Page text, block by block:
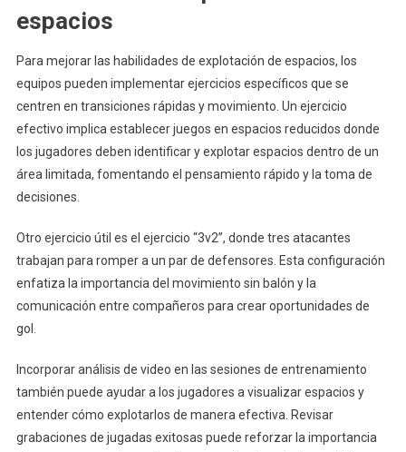
espacios
Para mejorar las habilidades de explotación de espacios, los
equipos pueden implementar ejercicios específicos que se
centren en transiciones rápidas y movimiento. Un ejercicio
efectivo implica establecer juegos en espacios reducidos donde
los jugadores deben identificar y explotar espacios dentro de un
área limitada, fomentando el pensamiento rápido y la toma de
decisiones.
Otro ejercicio útil es el ejercicio “3v2”, donde tres atacantes
trabajan para romper a un par de defensores. Esta configuración
enfatiza la importancia del movimiento sin balón y la
comunicación entre compañeros para crear oportunidades de
gol.
Incorporar análisis de video en las sesiones de entrenamiento
también puede ayudar a los jugadores a visualizar espacios y
entender cómo explotarlos de manera efectiva. Revisar
grabaciones de jugadas exitosas puede reforzar la importancia